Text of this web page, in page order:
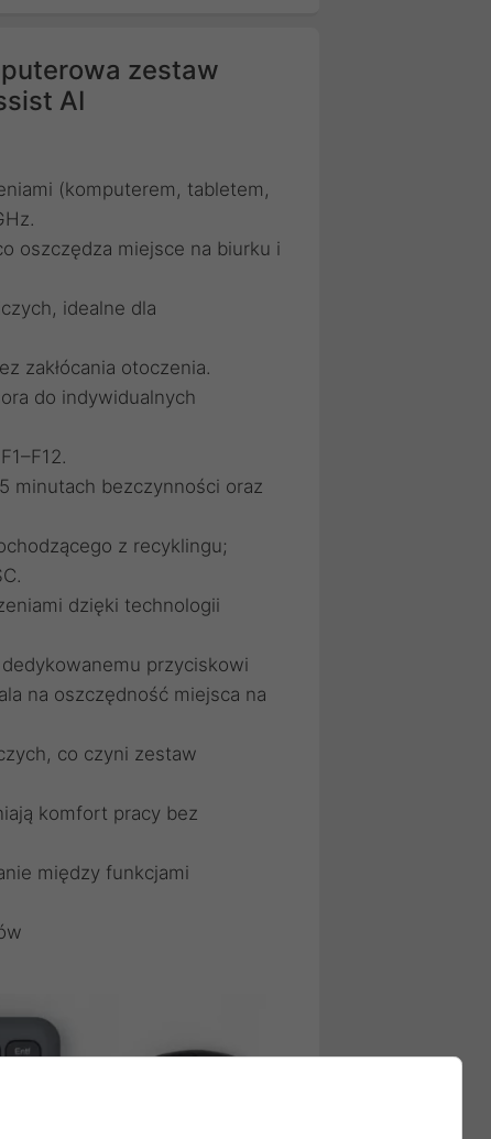
zestaw
AI
(komputerem, tabletem,
oszczędza miejsce na biurku i
idealne dla
zakłócania otoczenia.
do indywidualnych
minutach bezczynności oraz
z recyklingu;
dzięki technologii
przyciskowi
na oszczędność miejsca na
co czyni zestaw
komfort pracy bez
między funkcjami